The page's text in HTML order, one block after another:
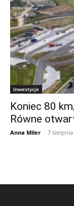
Inwestycje
Koniec 80
Równe
Anna Miler - 7 sierpnia